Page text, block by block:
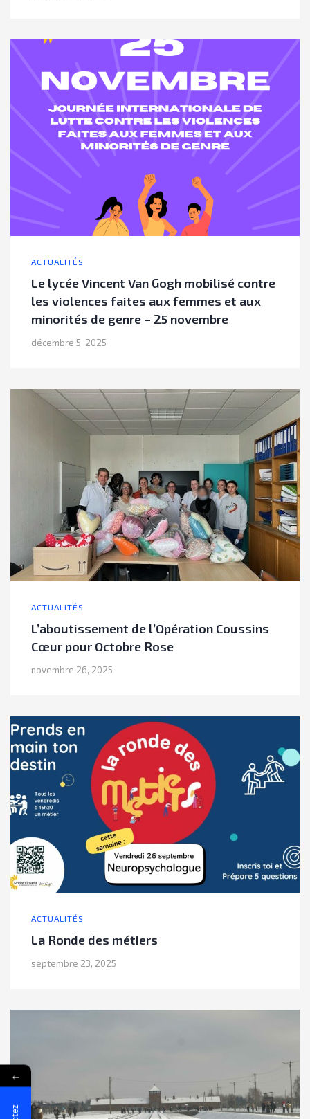
ACTUALITÉS
Le lycée Vincent Van Gogh mobilisé contre
les violences faites aux femmes et aux
minorités de genre – 25 novembre
décembre 5, 2025
ACTUALITÉS
L’aboutissement de l’Opération Coussins
Cœur pour Octobre Rose
novembre 26, 2025
ACTUALITÉS
La Ronde des métiers
septembre 23, 2025
←